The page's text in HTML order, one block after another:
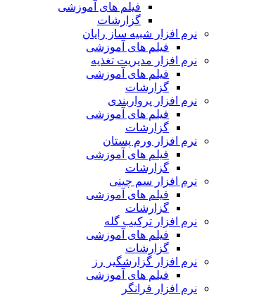
فیلم های آموزشی
گزارشات
نرم افزار شبیه ساز رایان
فیلم های آموزشی
نرم افزار مدیریت تغذیه
فیلم های آموزشی
گزارشات
نرم افزار پرواربندی
فیلم های آموزشی
گزارشات
نرم افزار ورم پستان
فیلم های آموزشی
گزارشات
نرم افزار سم چینی
فیلم های آموزشی
گزارشات
نرم افزار ترکیب گله
فیلم های آموزشی
گزارشات
نرم افزار گزارشگیر رز
فیلم های آموزشی
نرم افزار فرانگر